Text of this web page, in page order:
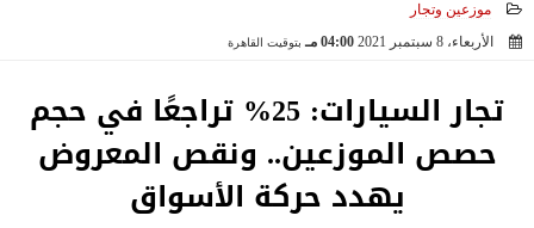
موزعين وتجار
الأربعاء، 8 سبتمبر 2021
04:00 مـ بتوقيت القاهرة
تجار السيارات: 25% تراجعًا في حجم
حصص الموزعين.. ونقص المعروض
يهدد حركة الأسواق